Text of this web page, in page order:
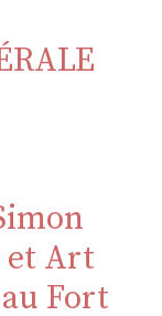
et Art
Fort